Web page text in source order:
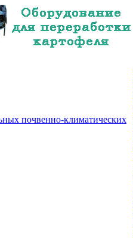
почвенно-климатических